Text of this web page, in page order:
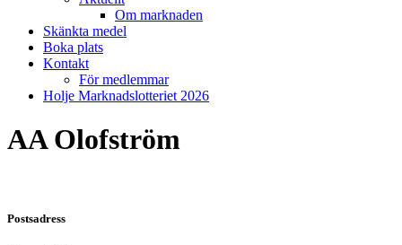
Om marknaden
Skänkta medel
Boka plats
Kontakt
För medlemmar
Holje Marknadslotteriet 2026
AA Olofström
Postsadress